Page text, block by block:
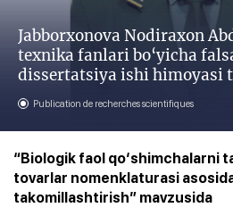
Jabborxonova Nodiraxon
texnika fanlari bo‘yicha
dissertatsiya ishi himoyasi
Publication de recherches scientifiques
“Biologik faol qo‘shimchalarni
tovarlar nomenklaturasi
takomillashtirish” mavzusida